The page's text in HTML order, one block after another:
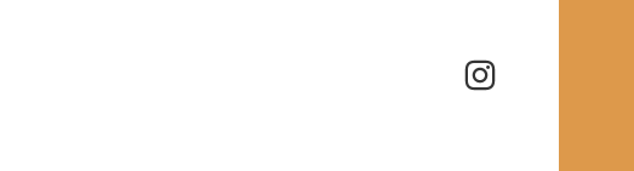
Reisefotos